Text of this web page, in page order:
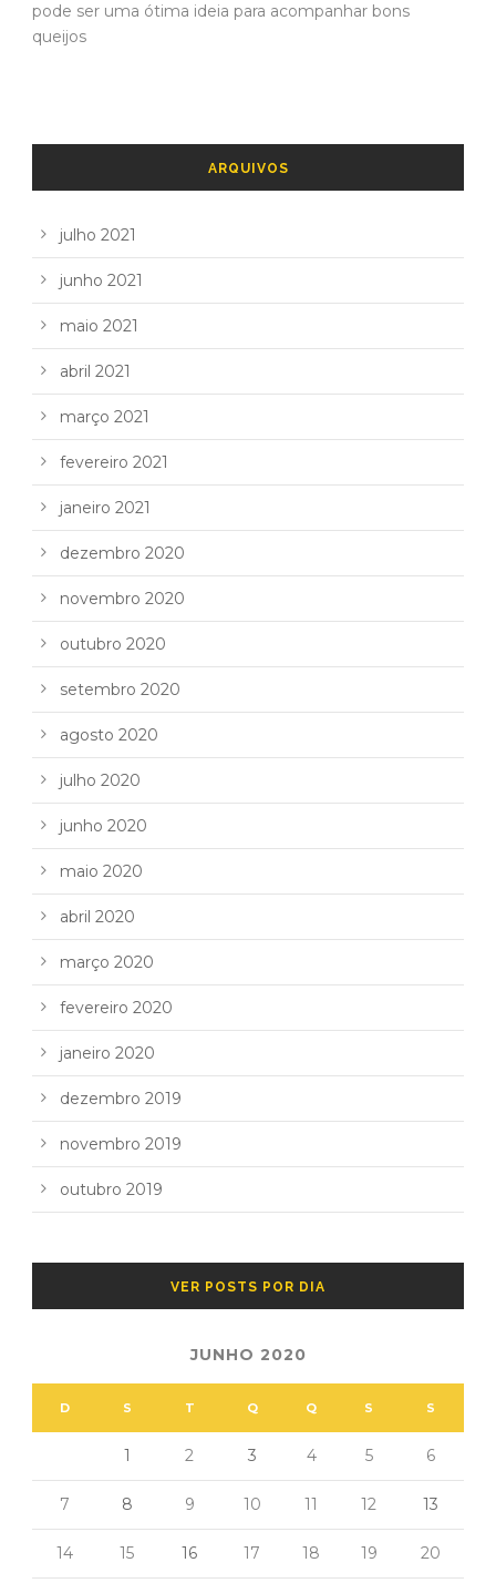
pode ser uma ótima ideia para acompanhar bons
queijos
ARQUIVOS
julho 2021
junho 2021
maio 2021
abril 2021
março 2021
fevereiro 2021
janeiro 2021
dezembro 2020
novembro 2020
outubro 2020
setembro 2020
agosto 2020
julho 2020
junho 2020
maio 2020
abril 2020
março 2020
fevereiro 2020
janeiro 2020
dezembro 2019
novembro 2019
outubro 2019
VER POSTS POR DIA
JUNHO 2020
D S T Q Q S S
1 2 3 4 5 6
7 8 9 10 11 12 13
14 15 16 17 18 19 20